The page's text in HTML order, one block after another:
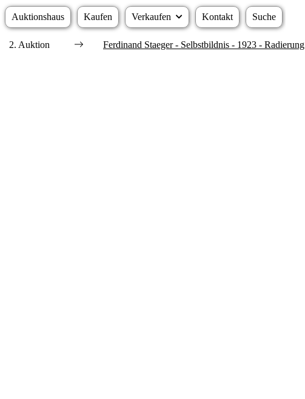
Auktionshaus Kaufen Verkaufen Kontakt Suche
2. Auktion Ferdinand Staeger - Selbstbildnis - 1923 - Radierung